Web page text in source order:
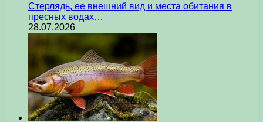
Стерлядь, ее внешний вид и места обитания в
пресных водах…
28.07.2026